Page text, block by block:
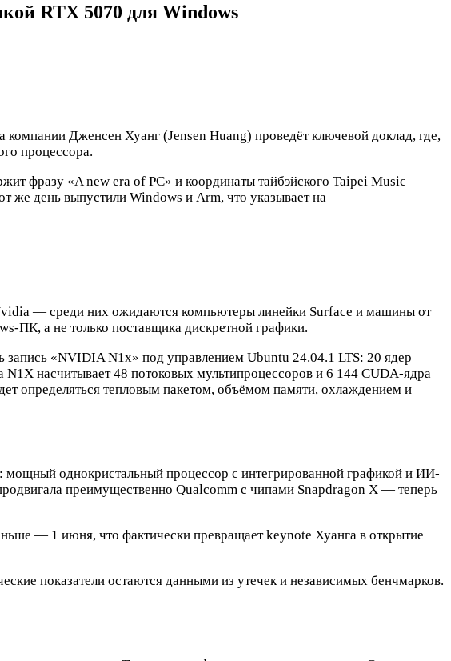
RTX 5070 для Windows
Дженсен Хуанг (Jensen Huang) проведёт ключевой доклад, где,
процессора.
фразу «A new era of PC» и координаты тайбэйского Taipei Music
же день выпустили Windows и Arm, что указывает на
— среди них ожидаются компьютеры линейки Surface и машины от
ПК, а не только поставщика дискретной графики.
запись «NVIDIA N1x» под управлением Ubuntu 24.04.1 LTS: 20 ядер
насчитывает 48 потоковых мультипроцессоров и 6 144 CUDA-ядра
определяться тепловым пакетом, объёмом памяти, охлаждением и
мощный однокристальный процессор с интегрированной графикой и ИИ-
преимущественно Qualcomm с чипами Snapdragon X — теперь
— 1 июня, что фактически превращает keynote Хуанга в открытие
показатели остаются данными из утечек и независимых бенчмарков.